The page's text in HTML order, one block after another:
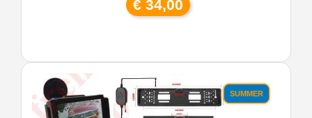
€ 34,00
SUMMER